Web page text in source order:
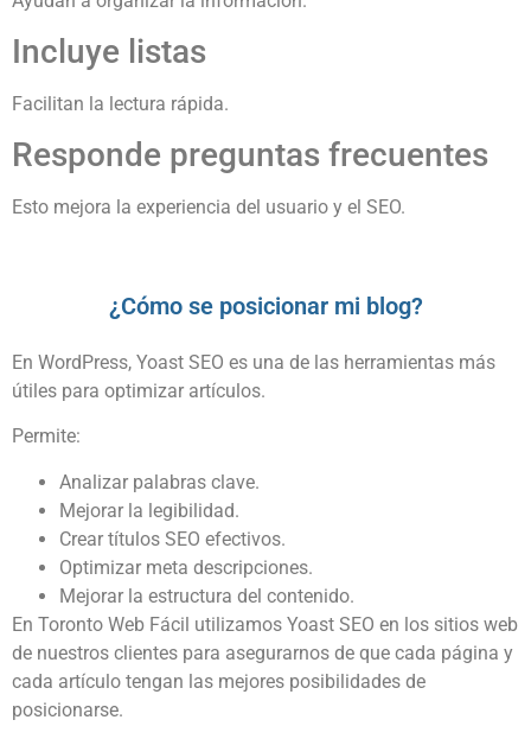
Incluye listas
Facilitan la lectura rápida.
Responde preguntas frecuentes
Esto mejora la experiencia del usuario y el SEO.
¿Cómo se posicionar mi blog?
En WordPress, Yoast SEO es una de las herramientas más
útiles para optimizar artículos.
Permite:
Analizar palabras clave.
Mejorar la legibilidad.
Crear títulos SEO efectivos.
Optimizar meta descripciones.
Mejorar la estructura del contenido.
En Toronto Web Fácil utilizamos Yoast SEO en los sitios web
de nuestros clientes para asegurarnos de que cada página y
cada artículo tengan las mejores posibilidades de
posicionarse.